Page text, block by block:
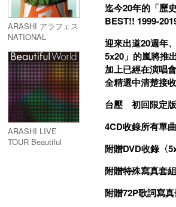
ARASHI アラフェス
NATIONAL
(Blu-ray)
ARASHI LIVE
TOUR Beautiful
迄今20年的「歷
BEST!! 1999-
迎來出道20週年
5x20」的嵐將推
加上已經在演唱
全精選中清楚接
台壓 初回限定版
4CD收錄所有單
附贈DVD收錄〈
附贈特殊寫真套組
附贈72P歌詞寫